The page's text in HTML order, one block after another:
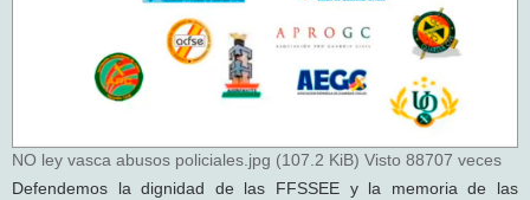
NO ley vasca abusos policiales.jpg (107.2 KiB) Visto 88707 veces
Defendemos la dignidad de las FFSSEE y la memoria de las